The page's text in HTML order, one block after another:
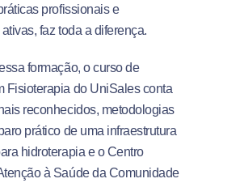
profissionais e
faz toda a diferença.
formação, o curso de
Fisioterapia do UniSales conta
reconhecidos, metodologias
prático de uma infraestrutura
hidroterapia e o Centro
à Saúde da Comunidade